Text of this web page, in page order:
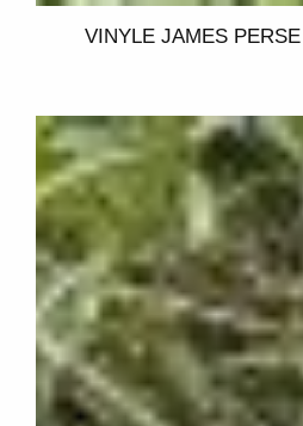
VINYLE JAMES